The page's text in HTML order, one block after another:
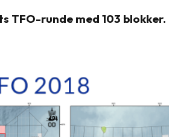
runde med 103 blokker.